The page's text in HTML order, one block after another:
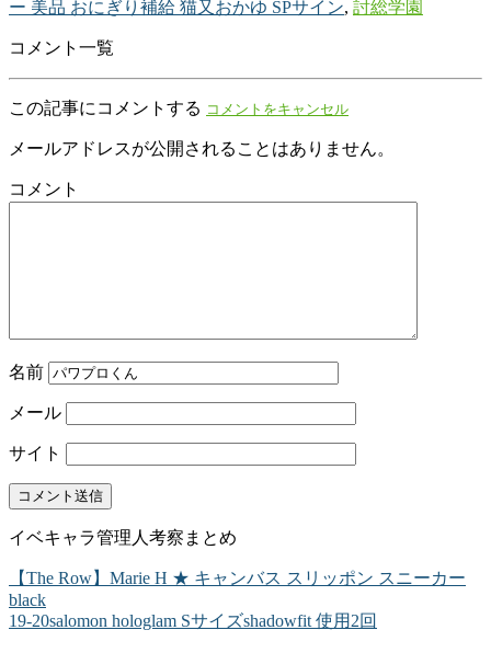
ー 美品 おにぎり補給 猫又おかゆ SPサイン, 討総学園
コメント一覧
この記事にコメントする コメントをキャンセル
メールアドレスが公開されることはありません。
コメント
名前
メール
サイト
イベキャラ管理人考察まとめ
【The Row】Marie H ★ キャンバス スリッポン スニーカー
black
19-20salomon hologlam Sサイズshadowfit 使用2回